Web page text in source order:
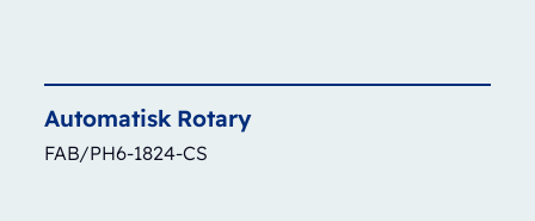
Automatisk Rotary
FAB/PH6-1824-CS